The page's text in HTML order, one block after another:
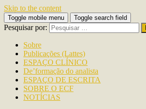
Skip to the content
Toggle mobile menu Toggle search field
Pesquisar por:
Sobre
Publicações (Lattes)
ESPAÇO CLÍNICO
De’formação do analista
ESPAÇO DE ESCRITA
SOBRE O ECF
NOTÍCIAS